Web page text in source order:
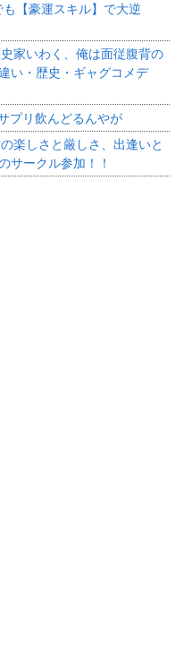
【豪運スキル】で大逆
家いわく、俺は面従腹背の
い・歴史・ギャグコメデ
プリ飲んどるんやが
楽しさと厳しさ、出逢いと
サークル参加！！